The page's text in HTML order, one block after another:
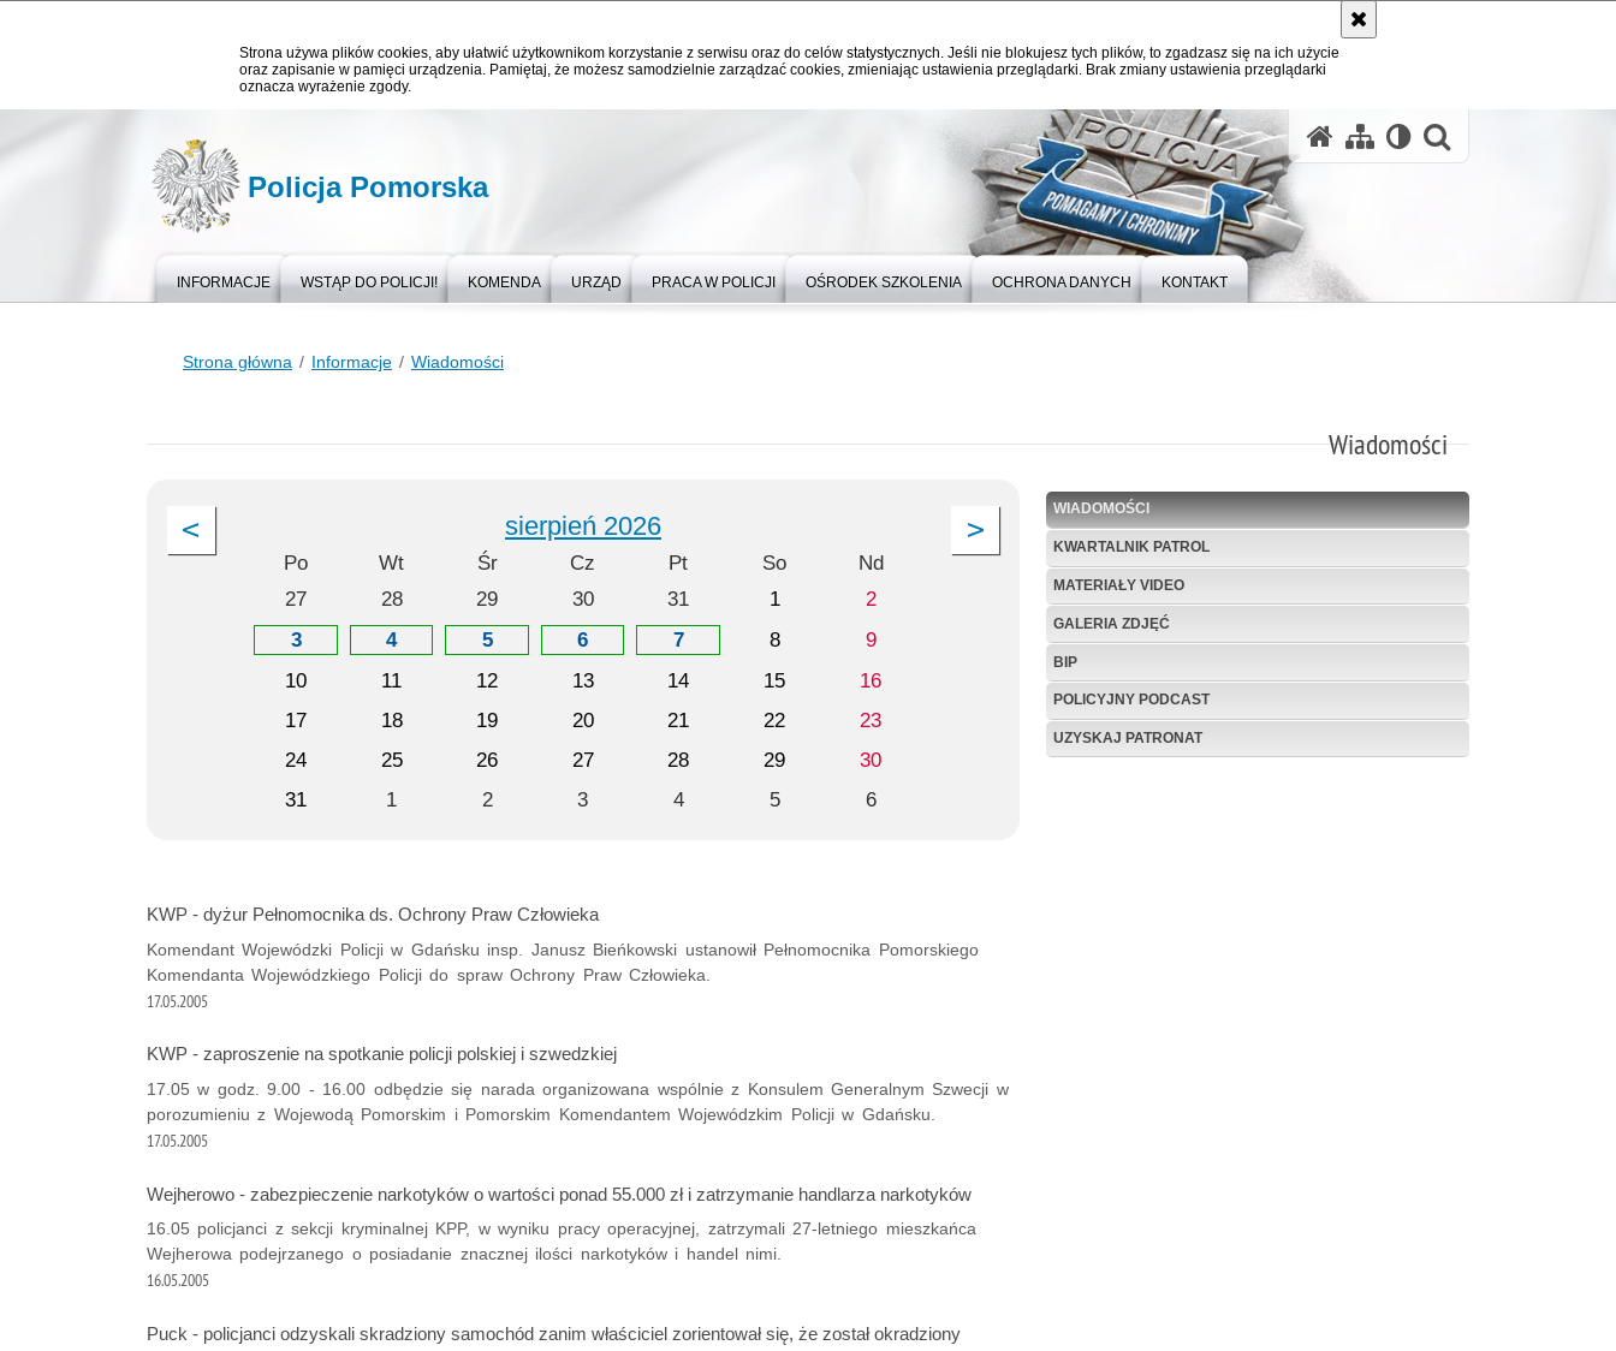
Strona używa plików cookies, aby ułatwić użytkownikom korzystanie z serwisu oraz do celów statystycznych. Jeśli nie blokujesz tych plików, to zgadzasz się na ich użycie
oraz zapisanie w pamięci urządzenia. Pamiętaj, że możesz samodzielnie zarządzać cookies, zmieniając ustawienia przeglądarki. Brak zmiany ustawienia przeglądarki
oznacza wyrażenie zgody.
Policja Pomorska
INFORMACJE WSTĄP DO POLICJI! KOMENDA URZĄD PRACA W POLICJI OŚRODEK SZKOLENIA OCHRONA DANYCH KONTAKT
Strona główna Informacje Wiadomości
Wiadomości
WIADOMOŚCI
KWARTALNIK PATROL
MATERIAŁY VIDEO
GALERIA ZDJĘĆ
BIP
POLICYJNY PODCAST
UZYSKAJ PATRONAT
sierpień 2026
Po Wt Śr Cz Pt So
Nd
27
28 29 30 31 1
2
3
4 5 6 7 8
9
10
11 12 13 14 15
16
17
18 19 20 21 22
23
24
25 26 27 28 29
30
31
1 2 3 4 5 6
KWP - dyżur Pełnomocnika ds. Ochrony Praw Człowieka
Komendant Wojewódzki Policji w Gdańsku insp. Janusz Bieńkowski ustanowił Pełnomocnika Pomorskiego
Komendanta Wojewódzkiego Policji do spraw Ochrony Praw Człowieka.
17.05.2005
KWP - zaproszenie na spotkanie policji polskiej i szwedzkiej
17.05 w godz. 9.00 - 16.00 odbędzie się narada organizowana wspólnie z Konsulem Generalnym Szwecji w
porozumieniu z Wojewodą Pomorskim i Pomorskim Komendantem Wojewódzkim Policji w Gdańsku.
17.05.2005
Wejherowo - zabezpieczenie narkotyków o wartości ponad 55.000 zł i zatrzymanie handlarza narkotyków
16.05 policjanci z sekcji kryminalnej KPP, w wyniku pracy operacyjnej, zatrzymali 27-letniego mieszkańca
Wejherowa podejrzanego o posiadanie znacznej ilości narkotyków i handel nimi.
16.05.2005
Puck - policjanci odzyskali skradziony samochód zanim właściciel zorientował się, że został okradziony